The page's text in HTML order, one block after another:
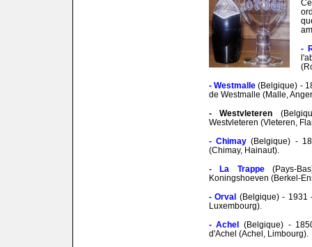
-
- Westmalle (Belgique) -
de Westmalle (Malle,
- Westvleteren
Westvleteren (Vleteren,
- Chimay(Belgique) -
(Chimay, Hainaut).
- La Trappe
(Pays-
Koningshoeven (Berkel-
- Orval (Belgique) - 1931
Luxembourg).
- Achel (Belgique) -
d'Achel (Achel, Limbourg).